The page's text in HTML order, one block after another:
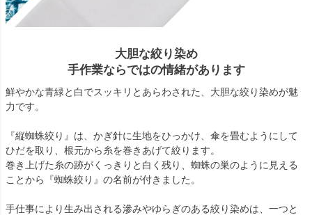
大胆な絞り染め
手作業ならではの情緒があります
鮮やかな青緑と白でスッキリとあらわされた、大胆な絞り染めが魅
力です。
『縦蜘蛛絞り』は、かぎ針に生地をひっかけ、傘を畳むようにして
ひだを取り、根元から糸を巻きあげて絞ります。
巻き上げた糸の跡がくっきりと白く残り、蜘蛛の巣のように見える
ことから『蜘蛛絞り』の名前が付きました。
手仕事により生み出される滲みやゆらぎのある絞り染めは、一つと